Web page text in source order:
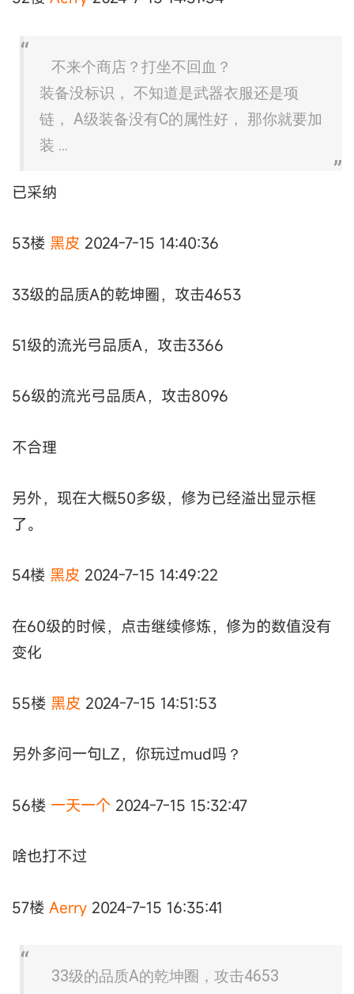
不来个商店？打坐不回血？
装备没标识， 不知道是武器衣服还是项
链， A级装备没有C的属性好， 那你就要加
装 ...
已采纳
53楼 黑皮 2024-7-15 14:40:36
33级的品质A的乾坤圈，攻击4653
51级的流光弓品质A，攻击3366
56级的流光弓品质A，攻击8096
不合理
另外，现在大概50多级，修为已经溢出显示框
了。
54楼 黑皮 2024-7-15 14:49:22
在60级的时候，点击继续修炼，修为的数值没有
变化
55楼 黑皮 2024-7-15 14:51:53
另外多问一句LZ，你玩过mud吗？
56楼 一天一个 2024-7-15 15:32:47
啥也打不过
57楼 Aerry 2024-7-15 16:35:41
33级的品质A的乾坤圈，攻击4653